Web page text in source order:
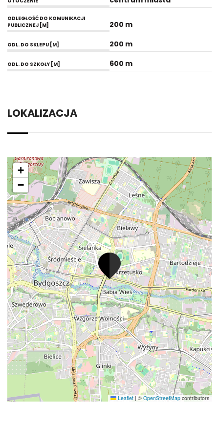
ODLEGŁOŚĆ DO KOMUNIKACJI
PUBLICZNEJ [M]
200 m
ODL. DO SKLEPU [M] 200 m
ODL. DO SZKOŁY [M] 600 m
LOKALIZACJA
+
−
Leaflet | © OpenStreetMap contributors